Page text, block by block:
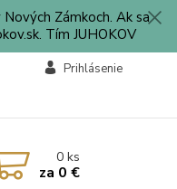
Zámkoch. Ak sa
Tím JUHOKOV
Prihlásenie
0ks
za 0 €